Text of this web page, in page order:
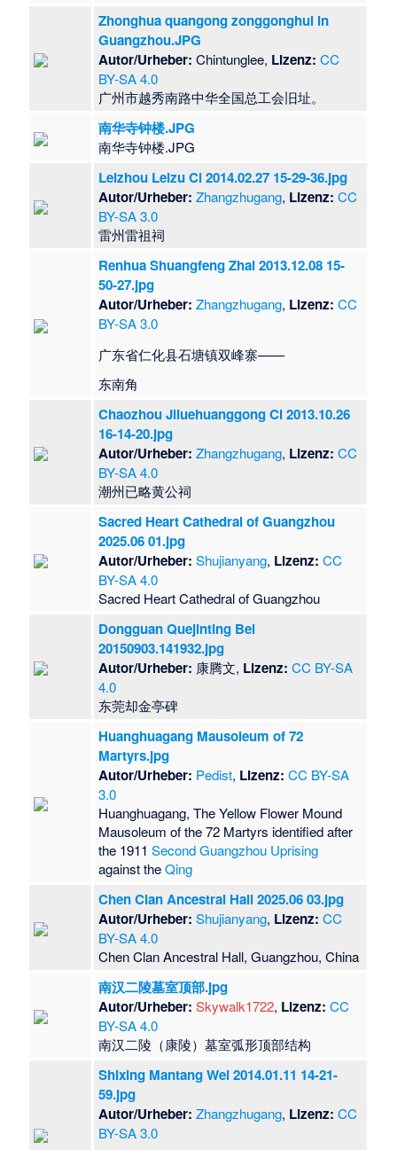
Zhonghua quangong zonggonghui in
Guangzhou.JPG
Autor/Urheber: Chintunglee, Lizenz: CC
BY-SA 4.0
​广州市越秀南路中华全国总工会旧址。
南华寺钟楼.JPG
南华寺钟楼.JPG
Leizhou Leizu Ci 2014.02.27 15-29-36.jpg
Autor/Urheber: Zhangzhugang, Lizenz: CC
BY-SA 3.0
雷州雷祖祠
Renhua Shuangfeng Zhai 2013.12.08 15-
50-27.jpg
Autor/Urheber: Zhangzhugang, Lizenz: CC
BY-SA 3.0
广东省仁化县石塘镇双峰寨——
东南角
Chaozhou Jiluehuanggong Ci 2013.10.26
16-14-20.jpg
Autor/Urheber: Zhangzhugang, Lizenz: CC
BY-SA 4.0
潮州已略黄公祠
Sacred Heart Cathedral of Guangzhou
2025.06 01.jpg
Autor/Urheber: Shujianyang, Lizenz: CC
BY-SA 4.0
Sacred Heart Cathedral of Guangzhou
Dongguan Quejinting Bei
20150903.141932.jpg
Autor/Urheber: 康腾文, Lizenz: CC BY-SA
4.0
​东莞却金亭碑
Huanghuagang Mausoleum of 72
Martyrs.jpg
Autor/Urheber: Pedist, Lizenz: CC BY-SA
3.0
Huanghuagang, The Yellow Flower Mound
Mausoleum of the 72 Martyrs identified after
the 1911Second Guangzhou Uprising
against theQing
Chen Clan Ancestral Hall 2025.06 03.jpg
Autor/Urheber: Shujianyang, Lizenz: CC
BY-SA 4.0
Chen Clan Ancestral Hall, Guangzhou, China
南汉二陵墓室顶部.jpg
Autor/Urheber: Skywalk1722, Lizenz: CC
BY-SA 4.0
​南汉二陵（康陵）墓室弧形顶部结构
Shixing Mantang Wei 2014.01.11 14-21-
59.jpg
Autor/Urheber: Zhangzhugang, Lizenz: CC
BY-SA 3.0